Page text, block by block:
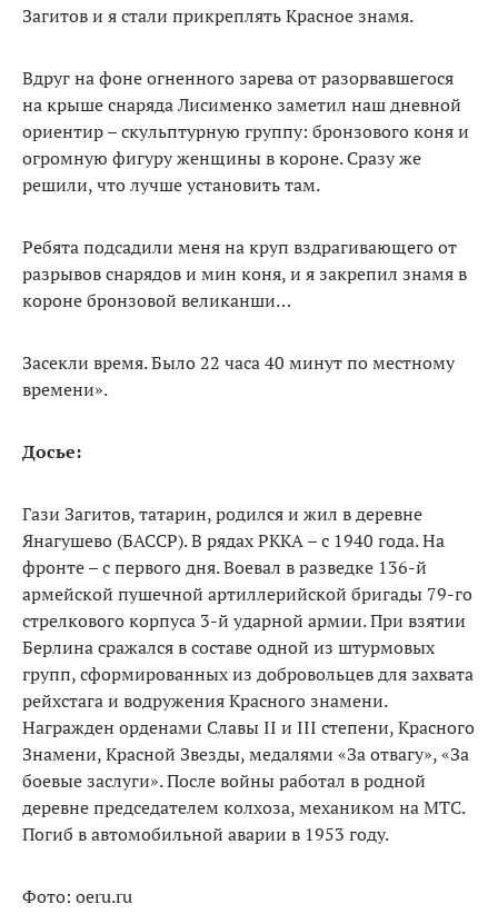
Загитов и я стали прикреплять Красное знамя.
Вдруг на фоне огненного зарева от разорвавшегося
на крыше снаряда Лисименко заметил наш дневной
ориентир – скульптурную группу: бронзового коня и
огромную фигуру женщины в короне. Сразу же
решили, что лучше установить там.
Ребята подсадили меня на круп вздрагивающего от
разрывов снарядов и мин коня, и я закрепил знамя в
короне бронзовой великанши…
Засекли время. Было 22 часа 40 минут по местному
времени».
Досье:
Гази Загитов, татарин, родился и жил в деревне
Янагушево (БАССР). В рядах РККА – с 1940 года. На
фронте – с первого дня. Воевал в разведке 136-й
армейской пушечной артиллерийской бригады 79-го
стрелкового корпуса 3-й ударной армии. При взятии
Берлина сражался в составе одной из штурмовых
групп, сформированных из добровольцев для захвата
рейхстага и водружения Красного знамени.
Награжден орденами Славы II и III степени, Красного
Знамени, Красной Звезды, медалями «За отвагу», «За
боевые заслуги». После войны работал в родной
деревне председателем колхоза, механиком на МТС.
Погиб в автомобильной аварии в 1953 году.
Фото: oeru.ru